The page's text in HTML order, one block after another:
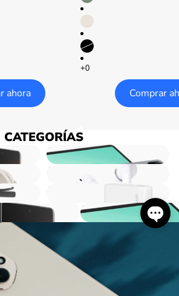
ahora Comprar
Comparar
CATEGORÍAS
Tablets
Audio
Accesorios
Tablets